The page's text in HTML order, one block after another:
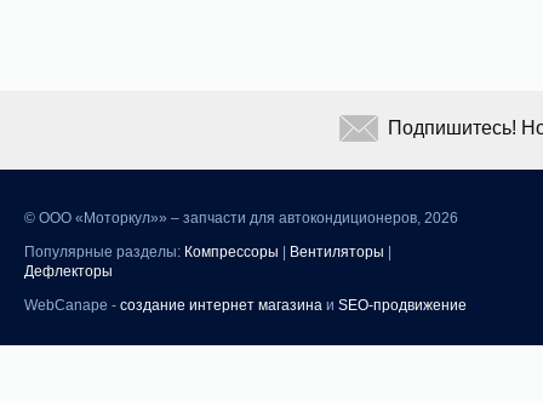
© ООО «Моторкул»» – запчасти для автокондиционеров, 2026
Популярные разделы: Компрессоры Вентиляторы
Дефлекторы
WebCanape - создание интернет магазина и SEO-продвижение
Подпишитесь!